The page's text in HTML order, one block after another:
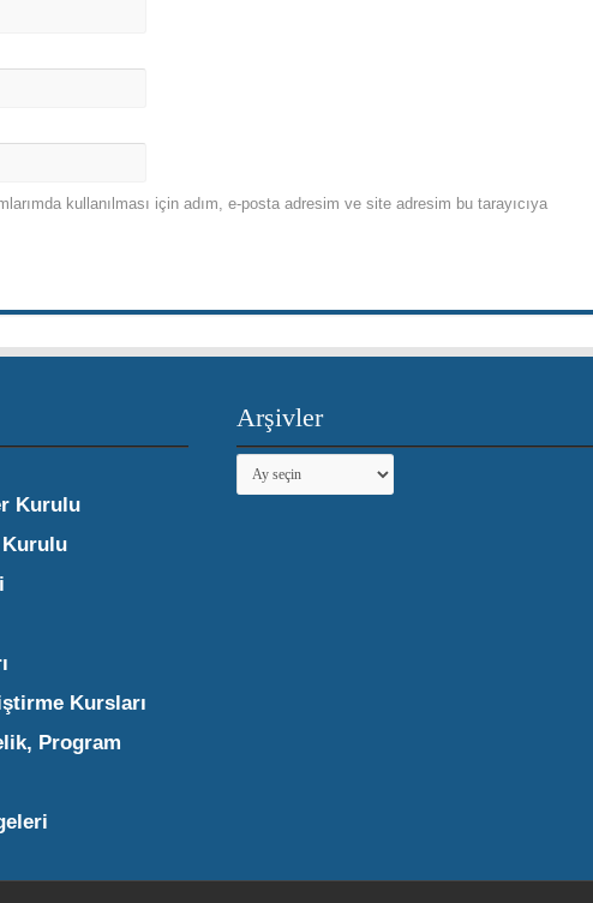
kullanılması için adım, e-posta adresim ve site adresim bu tarayıcıya
Kurulu
Kursları
Program
Arşivler
Arşivler